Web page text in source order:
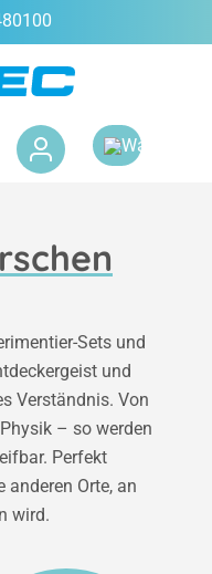
Sets und
und
Verständnis. Von
– so werden
Perfekt
Orte, an
wird.